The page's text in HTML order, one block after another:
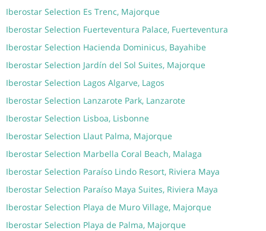
Iberostar Selection Es Trenc, Majorque
Iberostar Selection Fuerteventura Palace, Fuerteventura
Iberostar Selection Hacienda Dominicus, Bayahibe
Iberostar Selection Jardín del Sol Suites, Majorque
Iberostar Selection Lagos Algarve, Lagos
Iberostar Selection Lanzarote Park, Lanzarote
Iberostar Selection Lisboa, Lisbonne
Iberostar Selection Llaut Palma, Majorque
Iberostar Selection Marbella Coral Beach, Malaga
Iberostar Selection Paraíso Lindo Resort, Riviera Maya
Iberostar Selection Paraíso Maya Suites, Riviera Maya
Iberostar Selection Playa de Muro Village, Majorque
Iberostar Selection Playa de Palma, Majorque